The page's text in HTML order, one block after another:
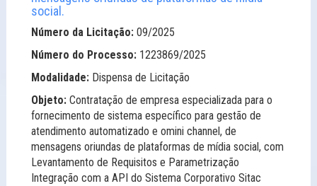
social.
Número da Licitação: 09/2025
Número do Processo: 1223869/2025
Modalidade: Dispensa de Licitação
Objeto: Contratação de empresa especializada para o
fornecimento de sistema específico para gestão de
atendimento automatizado e omini channel, de
mensagens oriundas de plataformas de mídia social, com
Levantamento de Requisitos e Parametrização
Integração com a API do Sistema Corporativo Sitac